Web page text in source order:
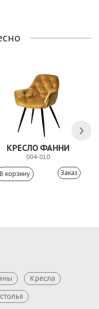
КРЕСЛО ФАННИ
004-010
Заказ
Кресла